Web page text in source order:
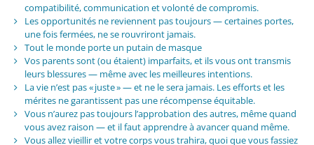
compatibilité, communication et volonté de compromis.
Les opportunités ne reviennent pas toujours — certaines portes,
une fois fermées, ne se rouvriront jamais.
Tout le monde porte un putain de masque
Vos parents sont (ou étaient) imparfaits, et ils vous ont transmis
leurs blessures — même avec les meilleures intentions.
La vie n’est pas « juste » — et ne le sera jamais. Les efforts et les
mérites ne garantissent pas une récompense équitable.
Vous n’aurez pas toujours l’approbation des autres, même quand
vous avez raison — et il faut apprendre à avancer quand même.
Vous allez vieillir et votre corps vous trahira, quoi que vous fassiez